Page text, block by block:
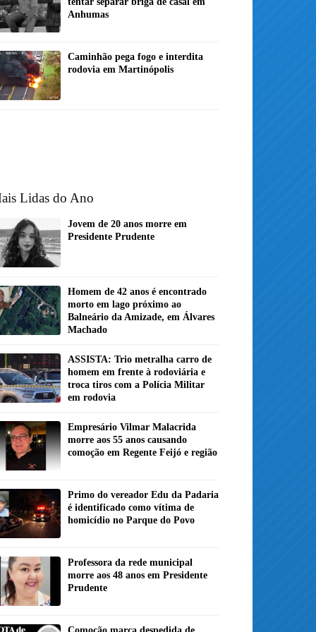
Anhumas
Caminhão pega fogo e interdita
rodovia em Martinópolis
Lidas do Ano
Jovem de 20 anos morre em
Presidente Prudente
Homem de 42 anos é encontrado
morto em lago próximo ao
Balneário da Amizade, em Álvares
Machado
ASSISTA: Trio metralha carro de
homem em frente à rodoviária e
troca tiros com a Polícia Militar
em rodovia
Empresário Vilmar Malacrida
morre aos 55 anos causando
comoção em Regente Feijó e região
Primo do vereador Edu da Padaria
é identificado como vítima de
homicídio no Parque do Povo
Professora da rede municipal
morre aos 48 anos em Presidente
Prudente